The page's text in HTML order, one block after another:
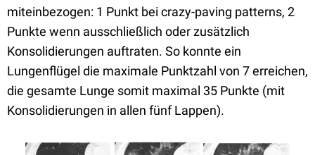
miteinbezogen: 1 Punkt bei crazy-paving patterns, 2
Punkte wenn ausschließlich oder zusätzlich
Konsolidierungen auftraten. So konnte ein
Lungenflügel die maximale Punktzahl von 7 erreichen,
die gesamte Lunge somit maximal 35 Punkte (mit
Konsolidierungen in allen fünf Lappen).